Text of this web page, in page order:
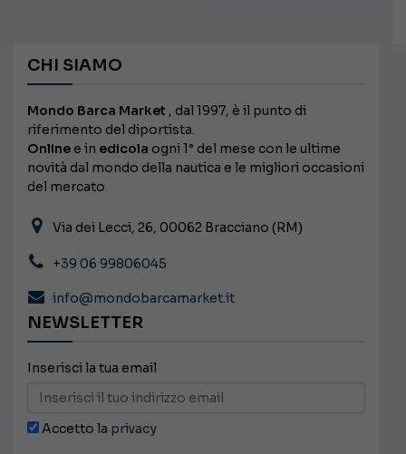
CHI SIAMO
Mondo Barca Market , dal 1997, è il punto di
riferimento del diportista.
Online e in edicola ogni 1° del mese con le ultime
novità dal mondo della nautica e le migliori occasioni
del mercato.
Via dei Lecci, 26, 00062 Bracciano (RM)
+39 06 99806045
info@mondobarcamarket.it
NEWSLETTER
Inserisci la tua email
Accetto la privacy